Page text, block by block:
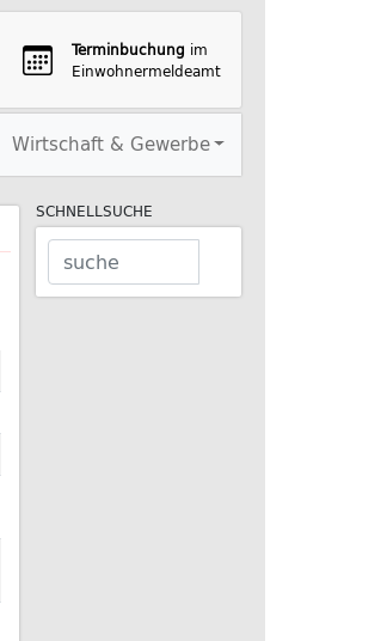
Terminbuchung im
Einwohnermeldeamt
Wirtschaft & Gewerbe
SCHNELLSUCHE